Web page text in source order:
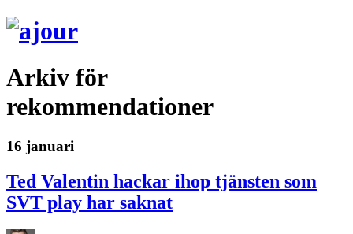
Arkiv för
rekommendationer
16 januari
Ted Valentin hackar ihop tjänsten som
SVT play har saknat